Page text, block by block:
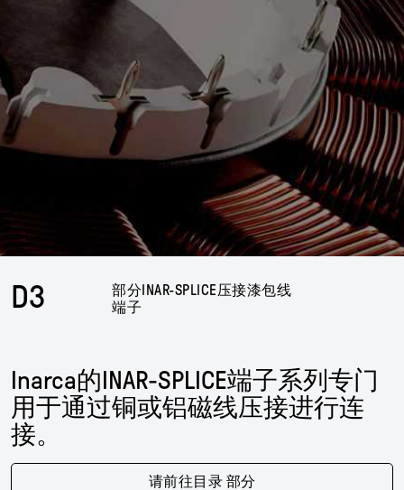
D3
部分INAR-SPLICE压接漆包线
端子
Inarca的INAR-SPLICE端子系列专门
用于通过铜或铝磁线压接进行连
接。
请前往目录 部分